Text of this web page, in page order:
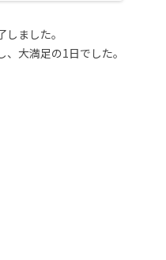
ました。
大満足の1日でした。